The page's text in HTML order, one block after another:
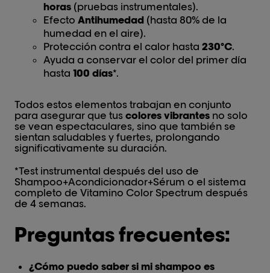
horas (pruebas instrumentales).
Efecto Antihumedad (hasta 80% de la
humedad en el aire).
Protección contra el calor hasta 230°C.
Ayuda a conservar el color del primer día
hasta 100 días*.
Todos estos elementos trabajan en conjunto
para asegurar que tus colores vibrantes no solo
se vean espectaculares, sino que también se
sientan saludables y fuertes, prolongando
significativamente su duración.
*Test instrumental después del uso de
Shampoo+Acondicionador+Sérum o el sistema
completo de Vitamino Color Spectrum después
de 4 semanas.
Preguntas frecuentes:
¿Cómo puedo saber si mi shampoo es